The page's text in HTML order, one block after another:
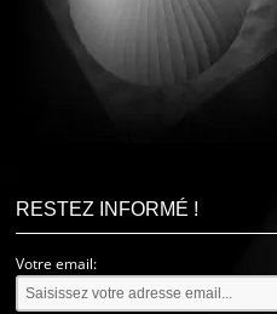
RESTEZ INFORMÉ !
Votre email: